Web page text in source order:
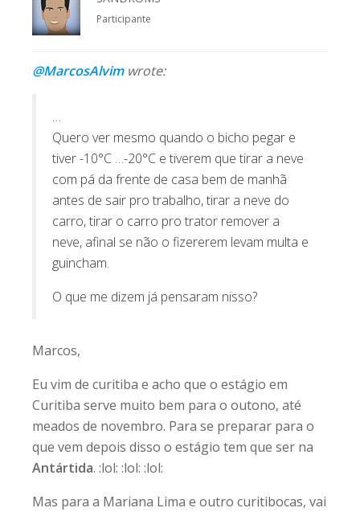
Participante
@MarcosAlvimwrote:
…
Quero ver mesmo quando o bicho pegar e
tiver -10°C …-20°C e tiverem que tirar a neve
com pá da frente de casa bem de manhã
antes de sair pro trabalho, tirar a neve do
carro, tirar o carro pro trator remover a
neve, afinal se não o fizererem levam multa e
guincham.
O que me dizem já pensaram nisso?
Marcos,
Eu vim de curitiba e acho que o estágio em
Curitiba serve muito bem para o outono, até
meados de novembro. Para se preparar para o
que vem depois disso o estágio tem que ser na
Antártida. :lol: :lol: :lol:
Mas para a Mariana Lima e outro curitibocas, vai